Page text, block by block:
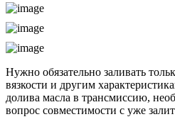
Нужно обязательно заливать
вязкости и другим
долива масла в трансмиссию,
вопрос совместимости с уже